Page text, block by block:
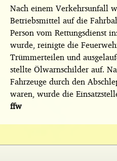
Nach einem Verkehrsunfall
Betriebsmittel auf die
Person vom Rettungsdienst
wurde, reinigte die
Trümmerteilen und
stellte Ölwarnschilder auf.
Fahrzeuge durch den
waren, wurde die
ffw